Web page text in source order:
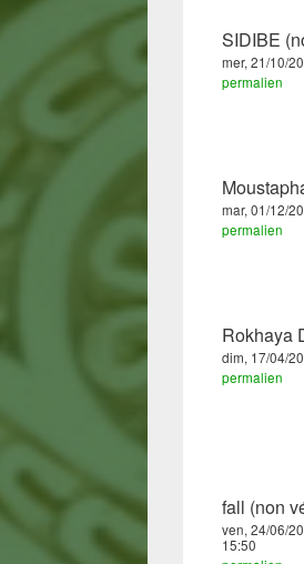
SIDIBE
mer, 21/10/
permalien
mar, 01/12/
permalien
Rokhaya
dim, 17/04/
permalien
fall (non
ven, 24/06/
15:50